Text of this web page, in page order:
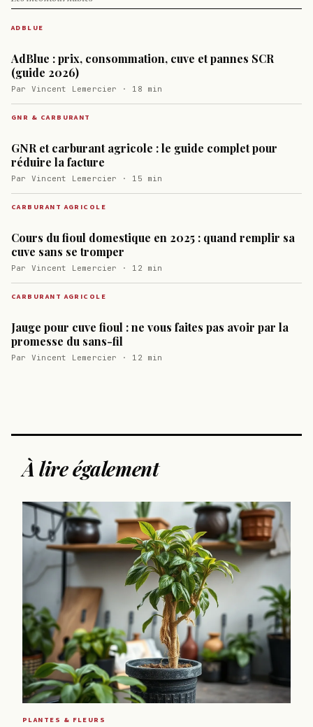
ADBLUE
AdBlue : prix, consommation, cuve et pannes SCR
(guide 2026)
Par Vincent Lemercier · 18 min
GNR & CARBURANT
GNR et carburant agricole : le guide complet pour
réduire la facture
Par Vincent Lemercier · 15 min
CARBURANT AGRICOLE
Cours du fioul domestique en 2025 : quand remplir sa
cuve sans se tromper
Par Vincent Lemercier · 12 min
CARBURANT AGRICOLE
Jauge pour cuve fioul : ne vous faites pas avoir par la
promesse du sans-fil
Par Vincent Lemercier · 12 min
À lire également
PLANTES & FLEURS